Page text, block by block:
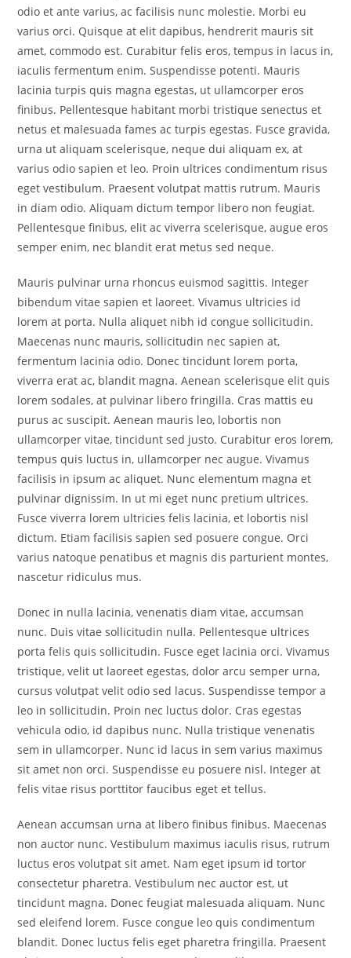
odio et ante varius, ac facilisis nunc molestie. Morbi eu
varius orci. Quisque at elit dapibus, hendrerit mauris sit
amet, commodo est. Curabitur felis eros, tempus in lacus in,
iaculis fermentum enim. Suspendisse potenti. Mauris
lacinia turpis quis magna egestas, ut ullamcorper eros
finibus. Pellentesque habitant morbi tristique senectus et
netus et malesuada fames ac turpis egestas. Fusce gravida,
urna ut aliquam scelerisque, neque dui aliquam ex, at
varius odio sapien et leo. Proin ultrices condimentum risus
eget vestibulum. Praesent volutpat mattis rutrum. Mauris
in diam odio. Aliquam dictum tempor libero non feugiat.
Pellentesque finibus, elit ac viverra scelerisque, augue eros
semper enim, nec blandit erat metus sed neque.
Mauris pulvinar urna rhoncus euismod sagittis. Integer
bibendum vitae sapien et laoreet. Vivamus ultricies id
lorem at porta. Nulla aliquet nibh id congue sollicitudin.
Maecenas nunc mauris, sollicitudin nec sapien at,
fermentum lacinia odio. Donec tincidunt lorem porta,
viverra erat ac, blandit magna. Aenean scelerisque elit quis
lorem sodales, at pulvinar libero fringilla. Cras mattis eu
purus ac suscipit. Aenean mauris leo, lobortis non
ullamcorper vitae, tincidunt sed justo. Curabitur eros lorem,
tempus quis luctus in, ullamcorper nec augue. Vivamus
facilisis in ipsum ac aliquet. Nunc elementum magna et
pulvinar dignissim. In ut mi eget nunc pretium ultrices.
Fusce viverra lorem ultricies felis lacinia, et lobortis nisl
dictum. Etiam facilisis sapien sed posuere congue. Orci
varius natoque penatibus et magnis dis parturient montes,
nascetur ridiculus mus.
Donec in nulla lacinia, venenatis diam vitae, accumsan
nunc. Duis vitae sollicitudin nulla. Pellentesque ultrices
porta felis quis sollicitudin. Fusce eget lacinia orci. Vivamus
tristique, velit ut laoreet egestas, dolor arcu semper urna,
cursus volutpat velit odio sed lacus. Suspendisse tempor a
leo in sollicitudin. Proin nec luctus dolor. Cras egestas
vehicula odio, id dapibus nunc. Nulla tristique venenatis
sem in ullamcorper. Nunc id lacus in sem varius maximus
sit amet non orci. Suspendisse eu posuere nisl. Integer at
felis vitae risus porttitor faucibus eget et tellus.
Aenean accumsan urna at libero finibus finibus. Maecenas
non auctor nunc. Vestibulum maximus iaculis risus, rutrum
luctus eros volutpat sit amet. Nam eget ipsum id tortor
consectetur pharetra. Vestibulum nec auctor est, ut
tincidunt magna. Donec feugiat malesuada aliquam. Nunc
sed eleifend lorem. Fusce congue leo quis condimentum
blandit. Donec luctus felis eget pharetra fringilla. Praesent